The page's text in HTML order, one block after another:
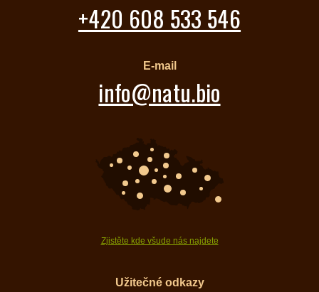
+420 608 533 546
E-mail
info@natu.bio
Zjistěte kde všude nás najdete
Užitečné odkazy